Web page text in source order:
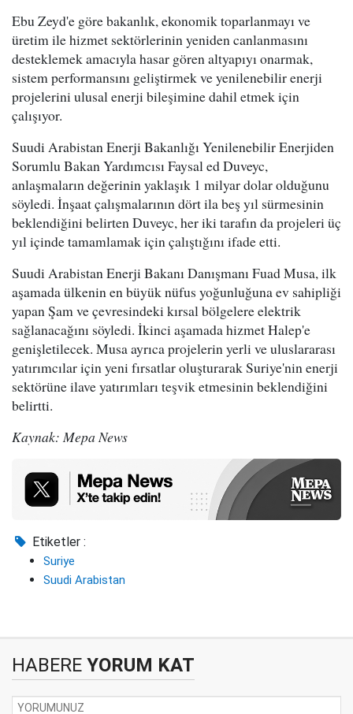
Ebu Zeyd'e göre bakanlık, ekonomik toparlanmayı ve
üretim ile hizmet sektörlerinin yeniden canlanmasını
desteklemek amacıyla hasar gören altyapıyı onarmak,
sistem performansını geliştirmek ve yenilenebilir enerji
projelerini ulusal enerji bileşimine dahil etmek için
çalışıyor.
Suudi Arabistan Enerji Bakanlığı Yenilenebilir Enerjiden
Sorumlu Bakan Yardımcısı Faysal ed Duveyc,
anlaşmaların değerinin yaklaşık 1 milyar dolar olduğunu
söyledi. İnşaat çalışmalarının dört ila beş yıl sürmesinin
beklendiğini belirten Duveyc, her iki tarafın da projeleri üç
yıl içinde tamamlamak için çalıştığını ifade etti.
Suudi Arabistan Enerji Bakanı Danışmanı Fuad Musa, ilk
aşamada ülkenin en büyük nüfus yoğunluğuna ev sahipliği
yapan Şam ve çevresindeki kırsal bölgelere elektrik
sağlanacağını söyledi. İkinci aşamada hizmet Halep'e
genişletilecek. Musa ayrıca projelerin yerli ve uluslararası
yatırımcılar için yeni fırsatlar oluşturarak Suriye'nin enerji
sektörüne ilave yatırımları teşvik etmesinin beklendiğini
belirtti.
Kaynak: Mepa News
Etiketler :
Suriye
Suudi Arabistan
HABERE YORUM KAT